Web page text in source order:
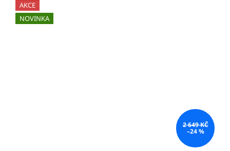
AKCE
NOVINKA
2 649 KČ
–24 %